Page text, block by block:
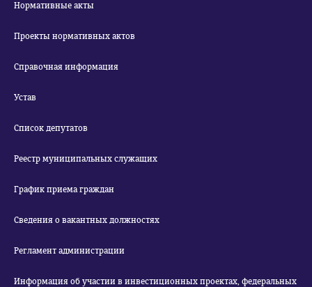
Нормативные акты
Проекты нормативных актов
Справочная информация
Устав
Список депутатов
Реестр муниципальных служащих
График приема граждан
Сведения о вакантных должностях
Регламент администрации
Информация об участии в инвестиционных проектах, федеральных